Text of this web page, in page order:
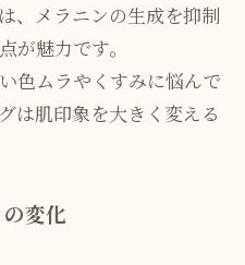
、メラニンの生成を抑制
が魅力です。
色ムラやくすみに悩んで
は肌印象を大きく変える
変化